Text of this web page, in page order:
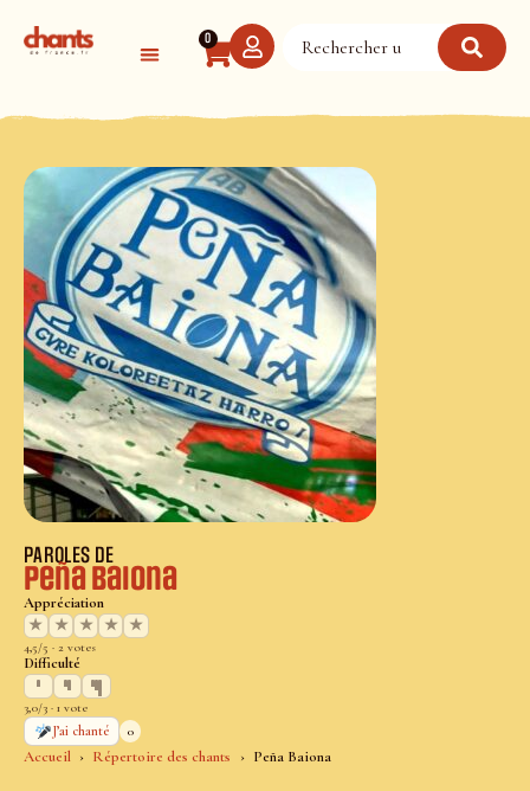
0
Accueil Répertoire des chants Peña Baiona
PAROLES DE
Peña Baiona
Appréciation
★
★ ★ ★ ★
4,5/5 · 2 votes
Difficulté
3,0/3 · 1 vote
J’ai chanté
0